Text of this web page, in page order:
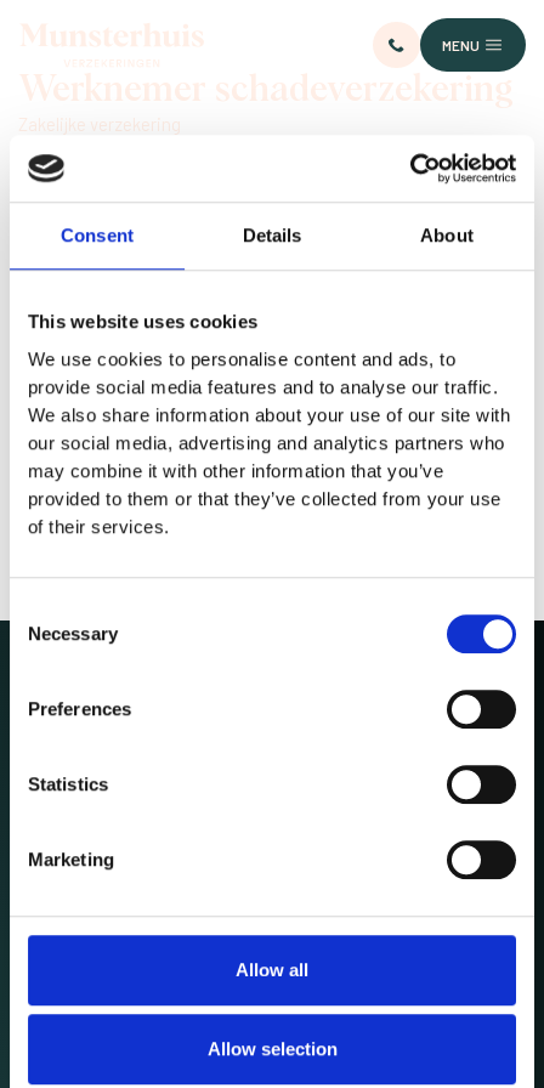
Consent Details About
This website uses cookies
We use cookies to personalise content and ads, to
provide social media features and to analyse our traffic.
We also share information about your use of our site with
our social media, advertising and analytics partners who
may combine it with other information that you’ve
provided to them or that they’ve collected from your use
of their services.
Selection
Necessary
Preferences
Statistics
Marketing
Allow all
Allow selection
MENU
Werknemer schadeverzekering
Zakelijke verzekering
Als werkgever bent u wettelijk verantwoordelijk voor uw werknemers. Ook als
kosten van aansprakelijkheid voor schade of letsel naar aanleiding van een
ongeluk kunt u afdekken door middel van een WEGAM-verzekering. Dat biedt u
veel zekerheid.
Het eventuele letsel dat uw werknemer op loopt tijdens het besturen van een
motorvoertuig, maar ook casco schades zijn met de WEGAM-verzekering
standaard afgedekt. U kunt ook de verzekering uitbreiden met aanvullende
dekkingen. Wij zorgen voor persoonlijk advies en scherpe tarieven voor uw
verzekeringen. Neem
nemen.
Over ons
+31 74 259 2882